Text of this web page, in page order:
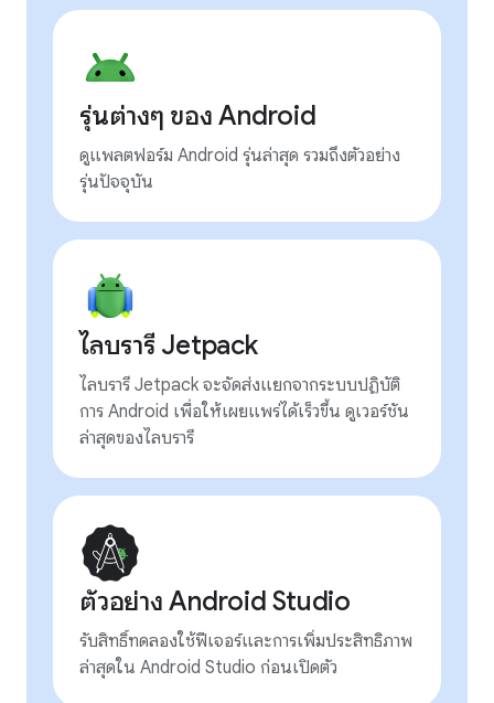
รุ่นต่างๆ ของ Android
ดูแพลตฟอร์ม Android รุ่นล่าสุด รวมถึงตัวอย่าง
รุ่นปัจจุบัน
ไลบรารี Jetpack
ไลบรารี Jetpack จะจัดส่งแยกจากระบบปฏิบัติ
การ Android เพื่อให้เผยแพร่ได้เร็วขึ้น ดูเวอร์ชัน
ล่าสุดของไลบรารี
ตัวอย่าง Android Studio
รับสิทธิ์ทดลองใช้ฟีเจอร์และการเพิ่มประสิทธิภาพ
ล่าสุดใน Android Studio ก่อนเปิดตัว